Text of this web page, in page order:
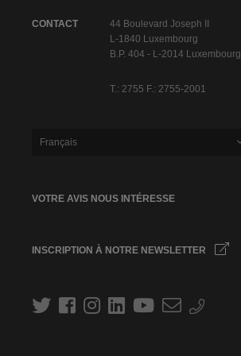
CONTACT
44 Boulevard Joseph II
L-1840 Luxembourg
B.P. 404 - L-2014 Luxembourg
T.: 2755 F.: 2755-2001
Français
VOTRE AVIS NOUS INTÉRESSE
INSCRIPTION À NOTRE NEWSLETTER